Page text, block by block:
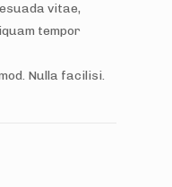
vitae,
tempor
Nulla facilisi.